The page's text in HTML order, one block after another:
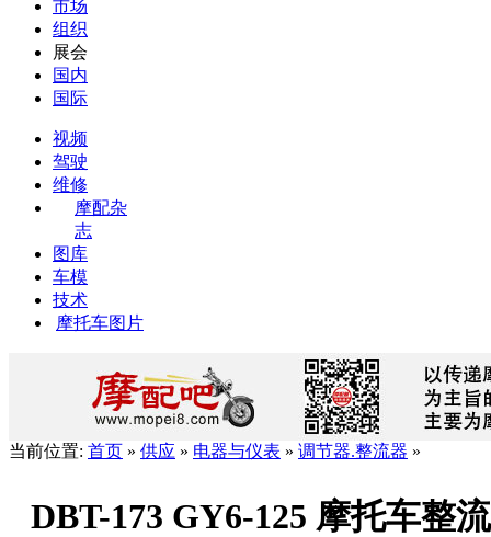
市场
组织
展会
国内
国际
视频
驾驶
维修
摩配杂
志
图库
车模
技术
摩托车图片
当前位置: 首页 » 供应 » 电器与仪表 » 调节器.整流器 »
DBT-173 GY6-125 摩托车整